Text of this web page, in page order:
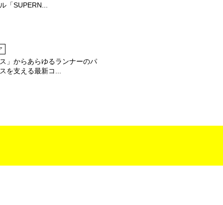
「SUPERN...
ス」からあらゆるランナーのパ
を支える最新コ...